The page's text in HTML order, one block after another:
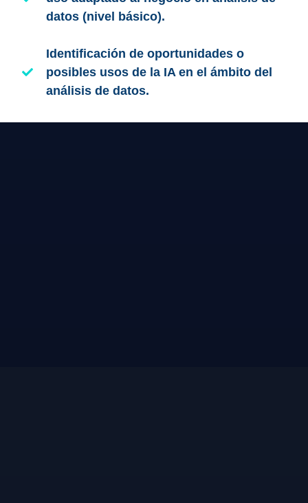
datos (nivel básico).
Identificación de oportunidades o
posibles usos de la IA en el ámbito del
análisis de datos.